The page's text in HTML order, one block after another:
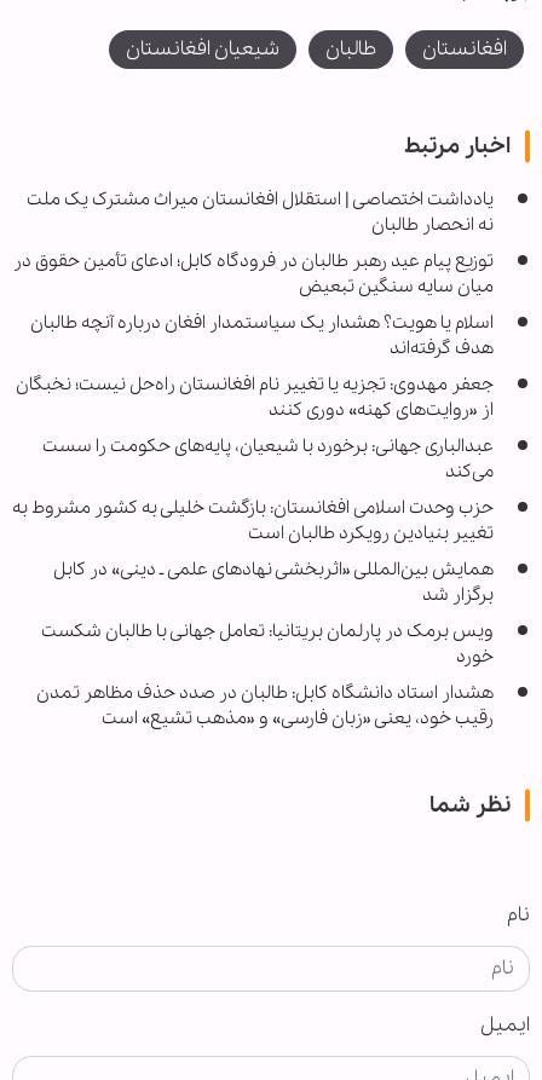
افغانستان طالبان شیعیان افغانستان
اخبار مرتبط
یادداشت اختصاصی | استقلال افغانستان میراث مشترک یک ملت
نه انحصار طالبان
توزیع پیام عید رهبر طالبان در فرودگاه کابل؛ ادعای تأمین حقوق در
میان سایه سنگین تبعیض
اسلام یا هویت؟ هشدار یک سیاستمدار افغان درباره آنچه طالبان
هدف گرفته‌اند
جعفر مهدوی: تجزیه یا تغییر نام افغانستان راه‌حل نیست؛ نخبگان
از «روایت‌های کهنه» دوری کنند
عبدالباری جهانی: برخورد با شیعیان، پایه‌های حکومت را سست
می‌کند
حزب وحدت اسلامی افغانستان: بازگشت خلیلی به کشور مشروط به
تغییر بنیادین رویکرد طالبان است
همایش بین‌المللی «اثربخشی نهادهای علمی ـ دینی» در کابل
برگزار شد
ویس برمک در پارلمان بریتانیا: تعامل جهانی با طالبان شکست
خورد
هشدار استاد دانشگاه کابل: طالبان در صدد حذف مظاهر تمدن
رقیب خود، یعنی «زبان فارسی» و «مذهب تشیع» است
نظر شما
نام
ایمیل